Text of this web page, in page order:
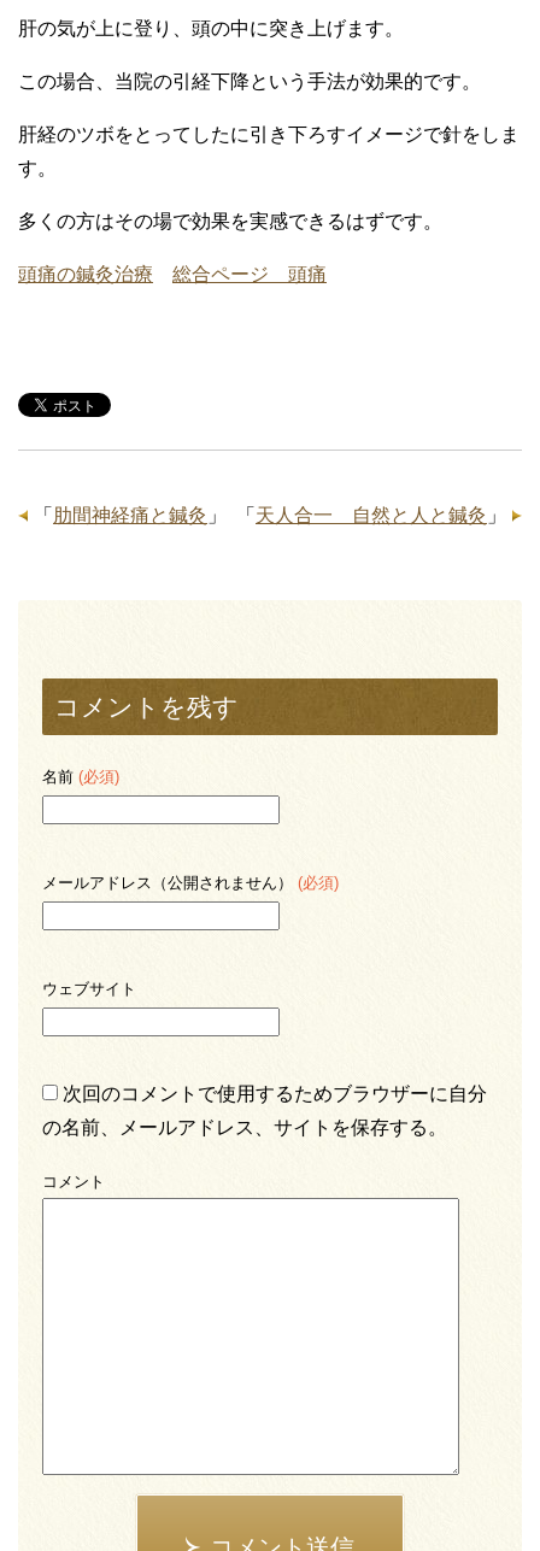
肝の気が上に登り、頭の中に突き上げます。
この場合、当院の引経下降という手法が効果的です。
肝経のツボをとってしたに引き下ろすイメージで針をしま
す。
多くの方はその場で効果を実感できるはずです。
頭痛の鍼灸治療 総合ページ 頭痛
「 天人合一 自然と人と鍼灸 」
「 肋間神経痛と鍼灸 」
コメントを残す
名前 (必須)
メールアドレス（公開されません） (必須)
ウェブサイト
次回のコメントで使用するためブラウザーに自分
の名前、メールアドレス、サイトを保存する。
コメント